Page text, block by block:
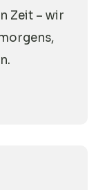
Zeit – wir